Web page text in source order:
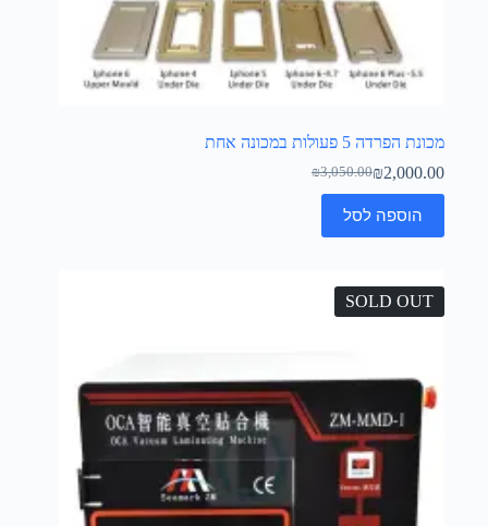
מכונת הפרדה 5 פעולות במכונה אחת
₪3,050.00₪2,000.00
הוספה לסל
SOLD OUT